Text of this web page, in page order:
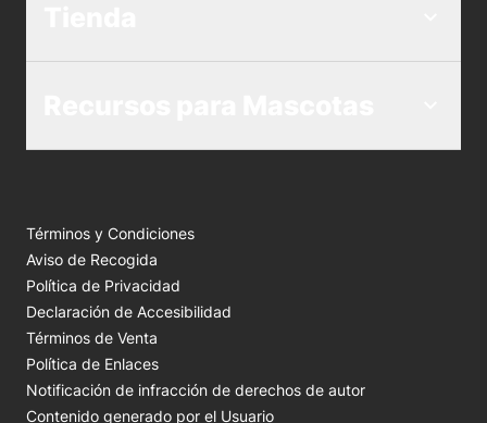
Términos y Condiciones
Aviso de Recogida
Política de Privacidad
Declaración de Accesibilidad
Términos de Venta
Política de Enlaces
Notificación de infracción de derechos de autor
Contenido generado por el Usuario